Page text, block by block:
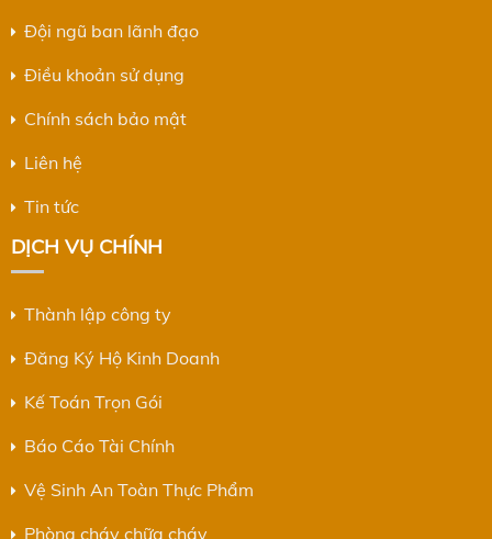
Đội ngũ ban lãnh đạo
Điều khoản sử dụng
Chính sách bảo mật
Liên hệ
Tin tức
DỊCH VỤ CHÍNH
Thành lập công ty
Đăng Ký Hộ Kinh Doanh
Kế Toán Trọn Gói
Báo Cáo Tài Chính
Vệ Sinh An Toàn Thực Phẩm
Phòng cháy chữa cháy